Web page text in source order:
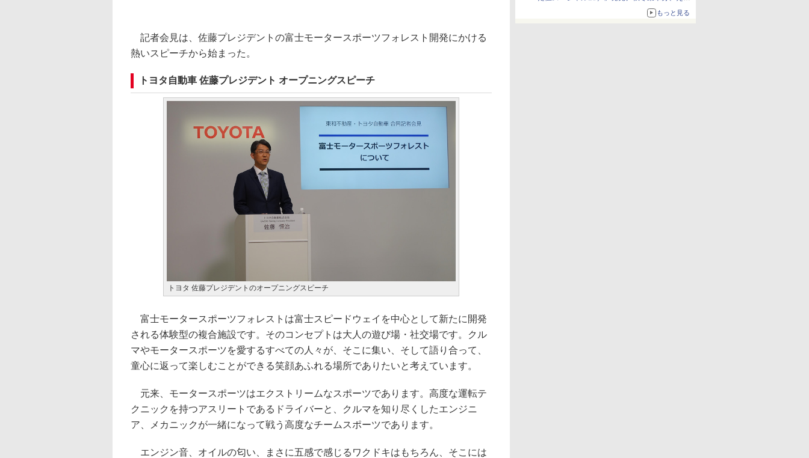
もっと見る
記者会見は、佐藤プレジデントの富士モータースポーツフォレスト開発にかける
熱いスピーチから始まった。
トヨタ自動車 佐藤プレジデント オープニングスピーチ
トヨタ 佐藤プレジデントのオープニングスピーチ
富士モータースポーツフォレストは富士スピードウェイを中心として新たに開発
される体験型の複合施設です。そのコンセプトは大人の遊び場・社交場です。クル
マやモータースポーツを愛するすべての人々が、そこに集い、そして語り合って、
童心に返って楽しむことができる笑顔あふれる場所でありたいと考えています。
元来、モータースポーツはエクストリームなスポーツであります。高度な運転テ
クニックを持つアスリートであるドライバーと、クルマを知り尽くしたエンジニ
ア、メカニックが一緒になって戦う高度なチームスポーツであります。
エンジン音、オイルの匂い、まさに五感で感じるワクドキはもちろん、そこには